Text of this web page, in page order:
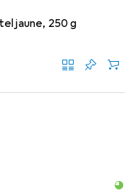
jaune, 250 g